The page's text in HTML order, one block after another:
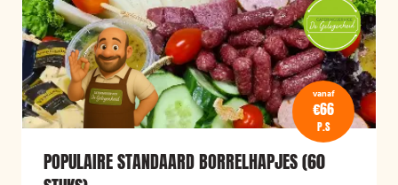
vanaf
€66
P.S
POPULAIRE STANDAARD BORRELHAPJES (60